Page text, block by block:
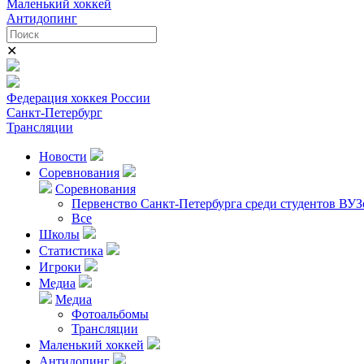
Маленький хоккей
Антидопинг
✕
Федерация хоккея России
Санкт-Петербург
Трансляции
Новости
Соревнования
Соревнования
Первенство Санкт-Петербурга среди студентов
Все
Школы
Статистика
Игроки
Медиа
Медиа
Фотоальбомы
Трансляции
Маленький хоккей
Антидопинг